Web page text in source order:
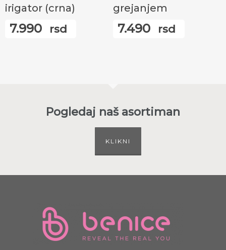
irigator (crna)
7.990 rsd
grejanjem
7.490 rsd
Pogledaj naš asortiman
KLIKNI